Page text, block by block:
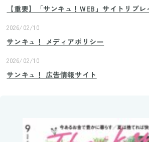
【重要】「サンキュ！WEB」サイトリプ
2026/02/10
サンキュ！ メディアポリシー
2026/02/10
サンキュ！ 広告情報サイト